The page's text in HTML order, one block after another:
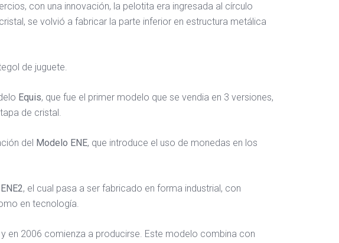
con una innovación, la pelotita era ingresada al círculo
se volvió a fabricar la parte inferior en estructura metálica
de juguete.
Equis, que fue el primer modelo que se vendia en 3 versiones,
de cristal.
del Modelo ENE, que introduce el uso de monedas en los
, el cual pasa a ser fabricado en forma industrial, con
en tecnología.
y en 2006 comienza a producirse. Este modelo combina con